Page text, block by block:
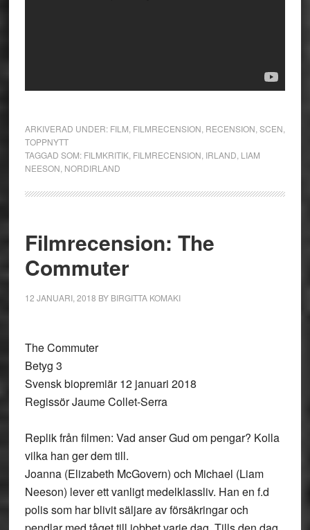
ARKIVERAD UNDER: FILM FILMRECENSION RECENSION SCEN
TOPPNYTT
TAGGAD SOM: FILMKRITIK, FILMRECENSION IRLAND LIAM
NEESON NORDIRLAND
Filmrecension: The
Commuter
12 JANUARI, 2018 BY BIRGITTA KOMAKI
The Commuter
Betyg 3
Svensk biopremiär 12 januari 2018
Regissör Jaume Collet-Serra
Replik från filmen: Vad anser Gud om pengar? Kolla
vilka han ger dem till.
Joanna (Elizabeth McGovern) och Michael (Liam
Neeson) lever ett vanligt medelklassliv. Han en f.d
polis som har blivit säljare av försäkringar och